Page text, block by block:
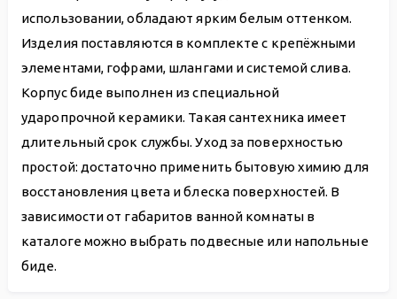
использовании, обладают ярким белым оттенком.
Изделия поставляются в комплекте с крепёжными
элементами, гофрами, шлангами и системой слива.
Корпус биде выполнен из специальной
ударопрочной керамики. Такая сантехника имеет
длительный срок службы. Уход за поверхностью
простой: достаточно применить бытовую химию для
восстановления цвета и блеска поверхностей. В
зависимости от габаритов ванной комнаты в
каталоге можно выбрать подвесные или напольные
биде.